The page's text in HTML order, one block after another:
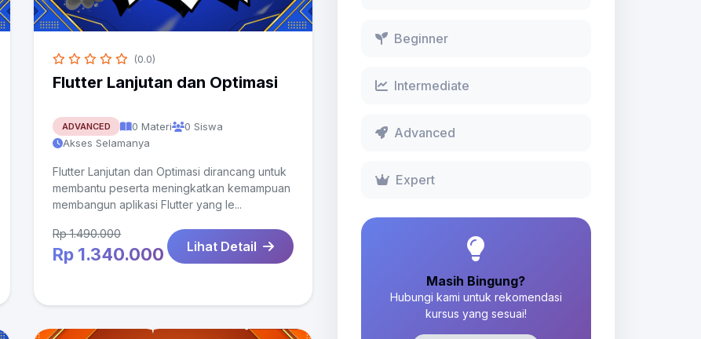
(0.0)
Flutter Lanjutan dan Optimasi
ADVANCED 0 Materi
0 Siswa
Akses Selamanya
Flutter Lanjutan dan Optimasi dirancang untuk
membantu peserta meningkatkan kemampuan
membangun aplikasi Flutter yang le...
Rp 1.490.000
Rp 1.340.000 Lihat Detail
Beginner
Intermediate
Advanced
Expert
Masih Bingung?
Hubungi kami untuk rekomendasi
kursus yang sesuai!